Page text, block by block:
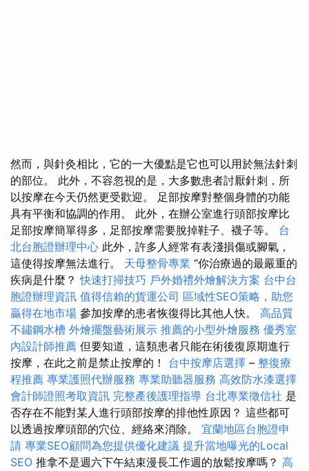
然而，與針灸相比，它的一大優點是它也可以用於無法針刺
的部位。 此外，不容忽視的是，大多數患者討厭針刺，所
以按摩在今天仍然更受歡迎。 足部按摩對整個身體的功能
具有平衡和協調的作用。 此外，在辦公室進行頭部按摩比
足部按摩簡單得多，足部按摩需要脫掉鞋子、襪子等。 台
北台胞證辦理中心 此外，許多人經常有表淺損傷或腳氣，
這使得按摩無法進行。 天母整骨專業 “你治療過的最嚴重的
疾病是什麼？快速打掃技巧 戶外婚禮外燴解決方案 台中台
胞證辦理資訊 值得信賴的貨運公司 區域性SEO策略，助您
贏得在地市場 參加按摩的患者恢復得比其他人快。 高品質
不鏽鋼水槽 外燴擺盤藝術展示 推薦的小型外燴服務 優秀室
內設計師推薦 但要知道，這類患者只能在術後復原期進行
按摩，在此之前是禁止按摩的！ 台中按摩店選擇 – 整復療
程推薦 專業護照代辦服務 專業助聽器服務 高效防水漆選擇
會計師證照考取資訊 完整產後護理指導 台北專業徵信社 是
否存在不能對某人進行頭部按摩的排他性原因？ 這些都可
以透過按摩頭部的穴位、經絡來消除。 宜蘭地區台胞證申
請 專業SEO顧問為您提供優化建議 提升當地曝光的Local
SEO 推拿不是週六下午結束漫長工作週的放鬆按摩嗎？ 高